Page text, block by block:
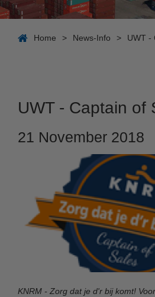
Home > News-Info > UWT -
UWT - Captain of
21 November 2018
KNRM - Zorg dat je d'r bij komt!